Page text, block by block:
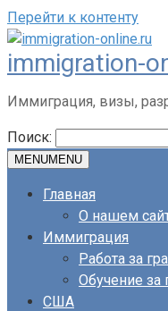
Перейти к контенту
immigration-
Иммиграция, визы,
Поиск:
MENUMENU
Главная
О нашем
Иммиграция
Работа за
Обучение за
США